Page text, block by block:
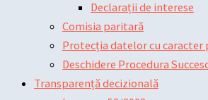
Declarații de interese
Comisia paritară
Protecția datelor cu caracter
Deschidere Procedura
Transparență decizională